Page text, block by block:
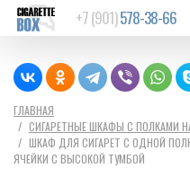
+7 (901)578-38-66
ГЛАВНАЯ
СИГАРЕТНЫЕ ШКАФЫ С ПОЛКАМИ
ШКАФ ДЛЯ СИГАРЕТ С ОДНОЙ
ЯЧЕЙКИ С ВЫСОКОЙ ТУМБОЙ